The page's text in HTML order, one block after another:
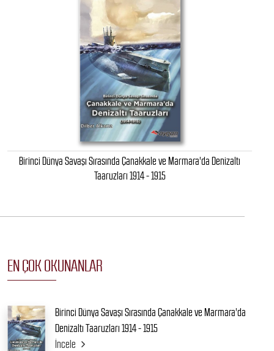
Birinci Dünya Savaşı Sırasında Çanakkale ve Marmara'da Denizaltı
Taaruzları 1914 - 1915
EN ÇOK OKUNANLAR
Birinci Dünya Savaşı Sırasında Çanakkale ve Marmara'da
Denizaltı Taaruzları 1914 - 1915
İncele